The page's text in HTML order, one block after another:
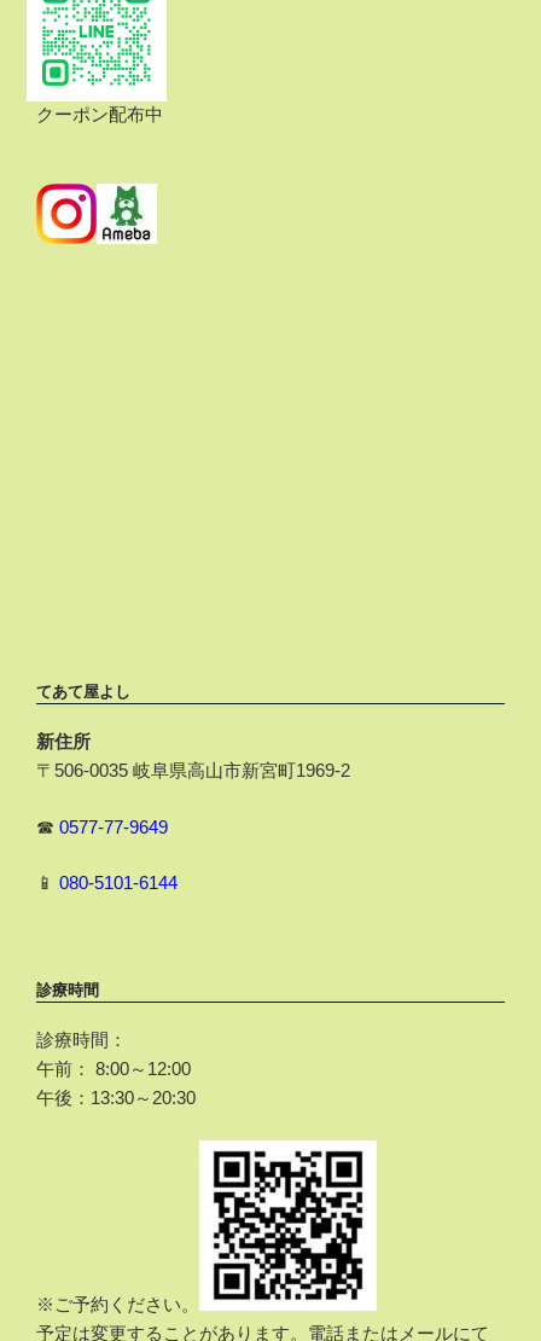
クーポン配布中
てあて屋よし
新住所
〒506-0035 岐阜県高山市新宮町1969-2
☎ 0577-77-9649
📱 080-5101-6144
診療時間
診療時間：
午前： 8:00～12:00
午後：13:30～20:30
※ご予約ください。
予定は変更することがあります。電話またはメールにて